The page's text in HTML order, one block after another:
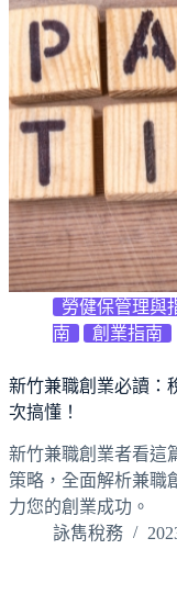
勞健保管理與
南
創業指南
新竹兼職創業必讀：
次搞懂！
新竹兼職創業者看這
策略，全面解析兼職
力您的創業成功。
詠雋稅務